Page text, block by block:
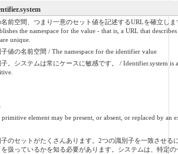
名前空間、つまり一意のセット値を記述するURLを確立しま
the namespace for the value - that is, a URL that describes
unique.
値の名前空間 / The namespace for the identifier value
。システムは常にケースに敏感です。 / Identifier.system is
primitive element may be present, or absent, or replaced by an
子のセットがたくさんあります。2つの識別子を一致させる
を扱っているかを知る必要があります。システムは、特定